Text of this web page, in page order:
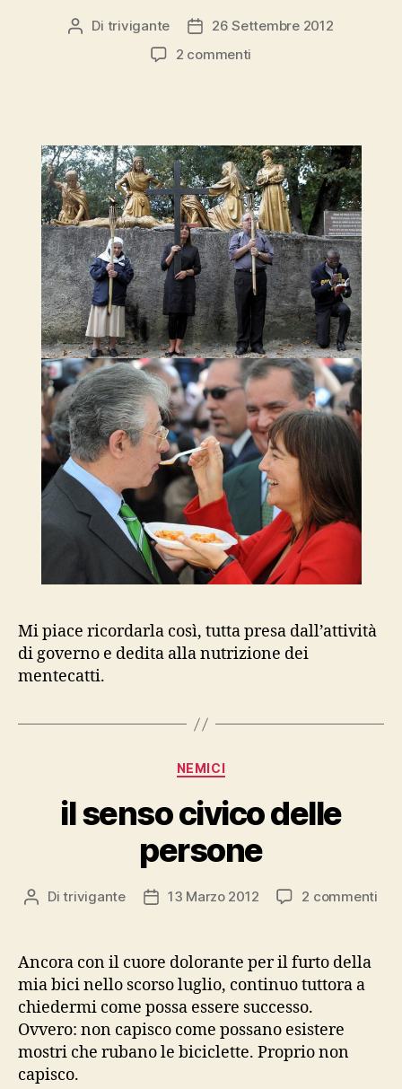
Autore
Di trivigante
Data
dell'articolo
26 Settembre 2012
2 commenti
Mi piace ricordarla così, tutta presa dall’attività
di governo e dedita alla nutrizione dei
mentecatti.
Categorie
NEMICI
il senso civico delle
persone
Autore
Ditrivigante
Data13 Marzo 2012 2 commentisu
Ancora con il cuore dolorante per il furto della
mia bici nello scorso luglio, continuo tuttora a
chiedermi come possa essere successo.
Ovvero: non capisco come possano esistere
mostri che rubano le biciclette. Proprio non
capisco.